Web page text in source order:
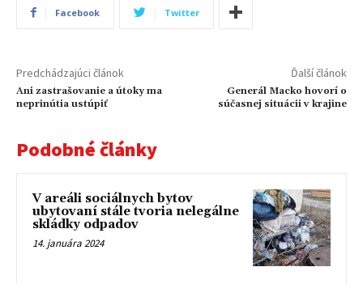
Facebook Twitter
Predchádzajúci článok
Ani zastrašovanie a útoky ma
neprinútia ustúpiť
Ďalší článok
Generál Macko hovorí o
súčasnej situácii v krajine
Podobné články
V areáli sociálnych bytov
ubytovaní stále tvoria nelegálne
skládky odpadov
14. januára 2024